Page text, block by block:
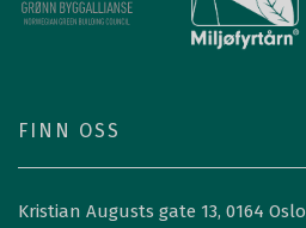
FINN OSS
Kristian Augusts gate 13, 0164 Oslo